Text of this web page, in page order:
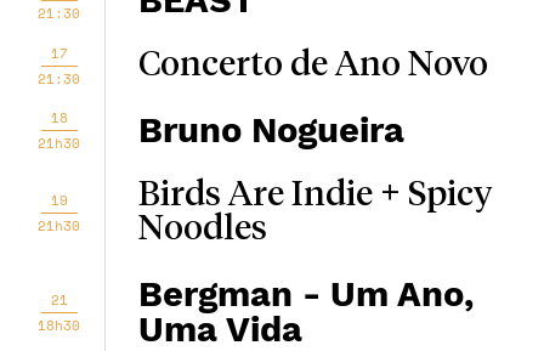
21:30
17
21:30
Concerto de Ano Novo
18
21h30
Bruno Nogueira
19
21h30
Birds Are Indie + Spicy
Noodles
21
18h30
Bergman - Um Ano,
Uma Vida